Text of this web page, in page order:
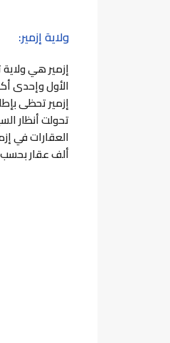
ولاية إزمير:
إزمير هي ولاية
الأول وإحدى
إزمير تحظى
تحولت أنظار
العقارات في
ألف عقار بحسب